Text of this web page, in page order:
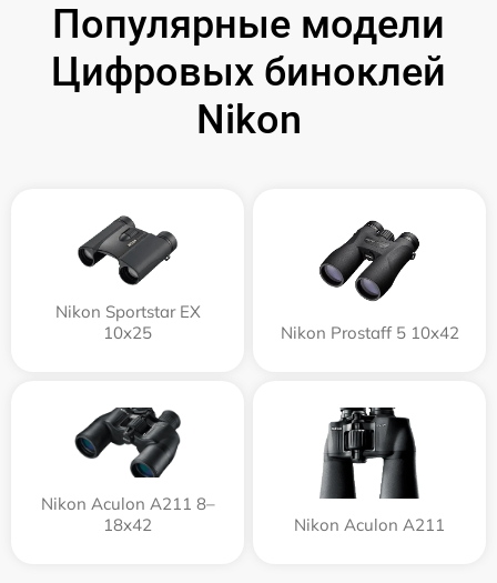
Популярные модели
Цифровых биноклей
Nikon
Nikon Sportstar EX
10x25
Nikon Prostaff 5 10x42
Nikon Aculon A211 8–
18x42
Nikon Aculon A211